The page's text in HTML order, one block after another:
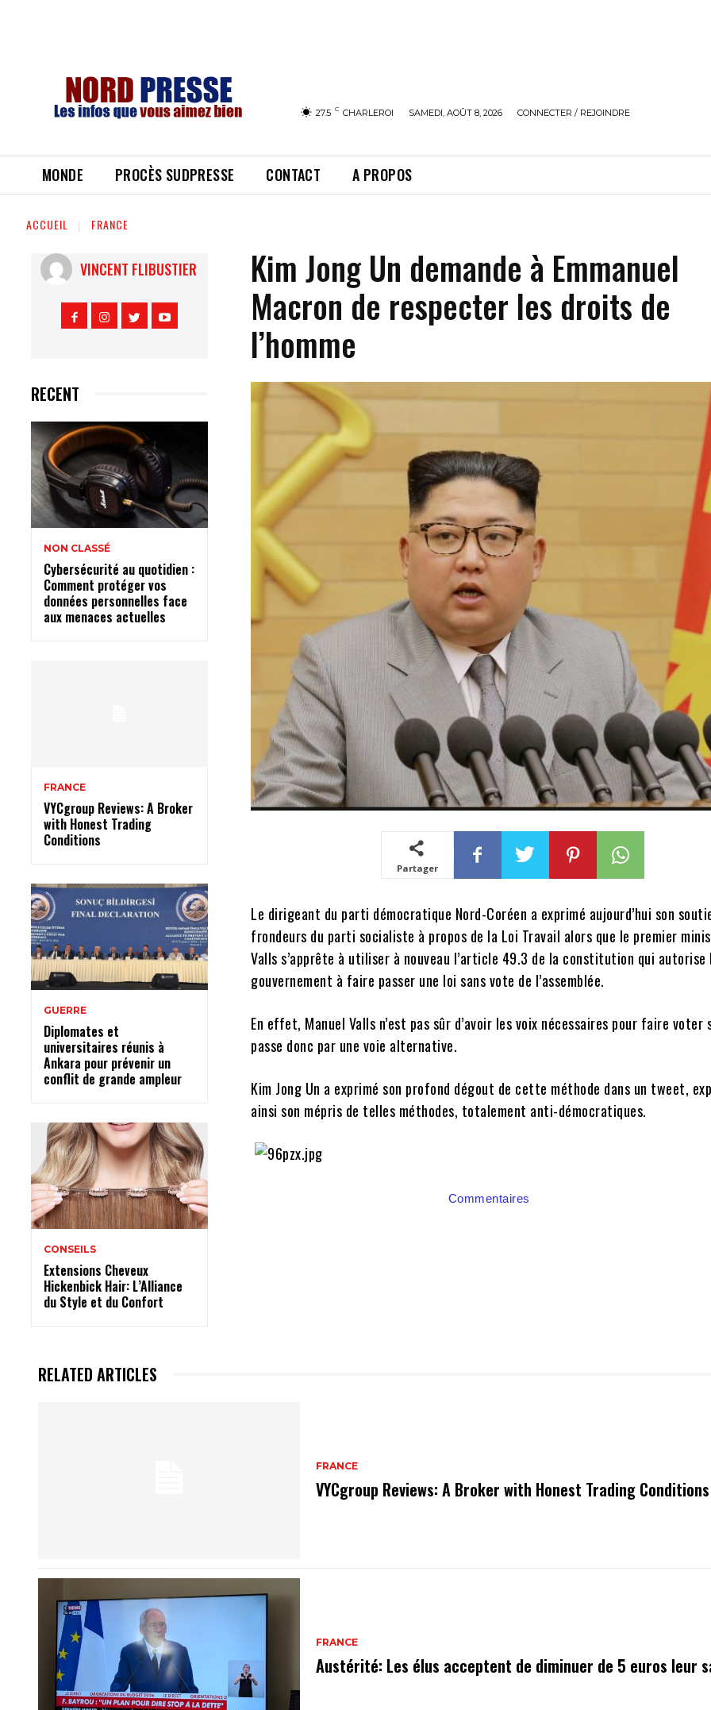
27.5 C CHARLEROI SAMEDI, AOÛT 8, 2026 CONNECTER / REJOINDRE
MONDE PROCÈS SUDPRESSE CONTACT A PROPOS
ACCUEIL FRANCE
VINCENT FLIBUSTIER
RECENT
NON CLASSÉ
Cybersécurité au quotidien :
Comment protéger vos
données personnelles face
aux menaces actuelles
FRANCE
VYCgroup Reviews: A Broker
with Honest Trading
Conditions
GUERRE
Diplomates et
universitaires réunis à
Ankara pour prévenir un
conflit de grande ampleur
CONSEILS
Extensions Cheveux
Hickenbick Hair: L’Alliance
du Style et du Confort
Kim Jong Un demande à Emmanuel
Macron de respecter les droits de
l’homme
Partager
Le dirigeant du parti démocratique Nord-Coréen a exprimé aujourd’hui son
frondeurs du parti socialiste à propos de la Loi Travail alors que le premier
Valls s’apprête à utiliser à nouveau l’article 49.3 de la constitution qui autorise
gouvernement à faire passer une loi sans vote de l’assemblée.
En effet, Manuel Valls n’est pas sûr d’avoir les voix nécessaires pour faire voter
passe donc par une voie alternative.
Kim Jong Un a exprimé son profond dégout de cette méthode dans un tweet,
ainsi son mépris de telles méthodes, totalement anti-démocratiques.
Commentaires
RELATED ARTICLES
FRANCE
VYCgroup Reviews: A Broker with Honest Trading Conditions
FRANCE
Austérité: Les élus acceptent de diminuer de 5 euros leur